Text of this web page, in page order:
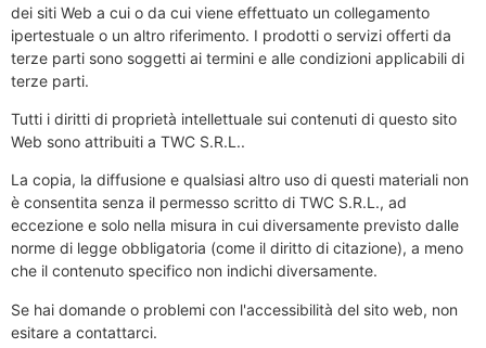
dei siti Web a cui o da cui viene effettuato un collegamento
ipertestuale o un altro riferimento. I prodotti o servizi offerti da
terze parti sono soggetti ai termini e alle condizioni applicabili di
terze parti.
Tutti i diritti di proprietà intellettuale sui contenuti di questo sito
Web sono attribuiti a TWC S.R.L..
La copia, la diffusione e qualsiasi altro uso di questi materiali non
è consentita senza il permesso scritto di TWC S.R.L., ad
eccezione e solo nella misura in cui diversamente previsto dalle
norme di legge obbligatoria (come il diritto di citazione), a meno
che il contenuto specifico non indichi diversamente.
Se hai domande o problemi con l'accessibilità del sito web, non
esitare a contattarci.